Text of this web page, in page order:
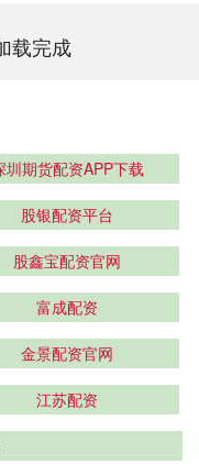
载完成
圳期货配资APP下载
股银配资平台
股鑫宝配资官网
富成配资
金景配资官网
江苏配资